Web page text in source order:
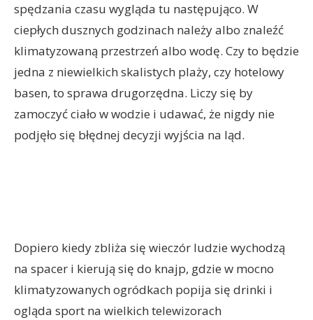
spędzania czasu wygląda tu następująco. W
ciepłych dusznych godzinach należy albo znaleźć
klimatyzowaną przestrzeń albo wodę. Czy to będzie
jedna z niewielkich skalistych plaży, czy hotelowy
basen, to sprawa drugorzędna. Liczy się by
zamoczyć ciało w wodzie i udawać, że nigdy nie
podjęło się błędnej decyzji wyjścia na ląd.
Dopiero kiedy zbliża się wieczór ludzie wychodzą
na spacer i kierują się do knajp, gdzie w mocno
klimatyzowanych ogródkach popija się drinki i
ogląda sport na wielkich telewizorach